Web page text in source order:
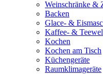
Weinschränke &
Backen
Glace- &
Kaffee- &
Kochen
Kochen am Tisch
Küchengeräte
Raumklimageräte